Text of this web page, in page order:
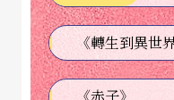
古諾比之白遼士，
陰暗心靈。在古諾
際，他開始咒詛，